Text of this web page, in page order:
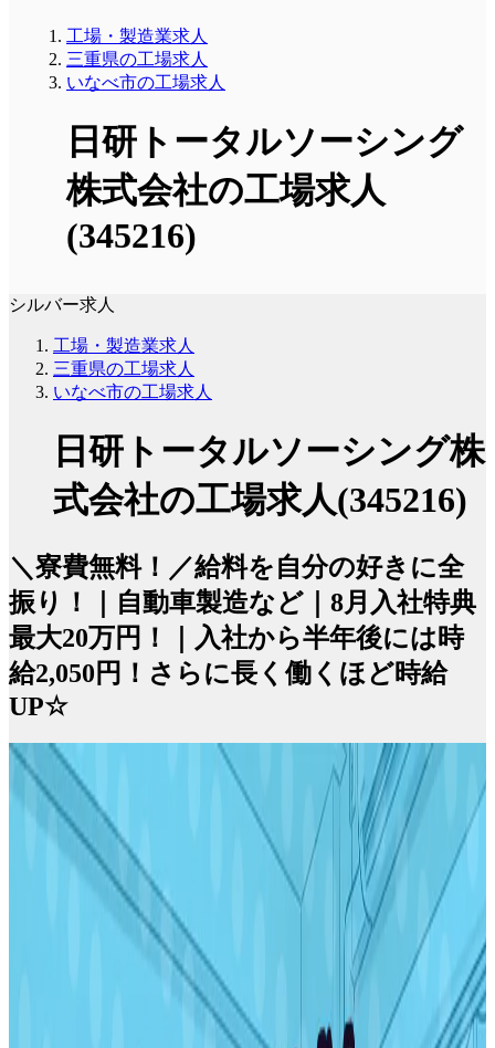
工場・製造業求人
三重県の工場求人
いなべ市の工場求人
日研トータルソーシング
株式会社の工場求人
(345216)
シルバー求人
工場・製造業求人
三重県の工場求人
いなべ市の工場求人
日研トータルソーシング株
式会社の工場求人(345216)
＼寮費無料！／給料を自分の好きに全
振り！｜自動車製造など｜8月入社特典
最大20万円！｜入社から半年後には時
給2,050円！さらに長く働くほど時給
UP☆